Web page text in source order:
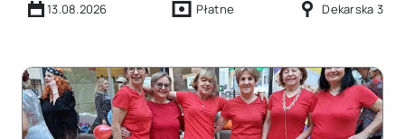
13.08.2026 Płatne Dekarska 3